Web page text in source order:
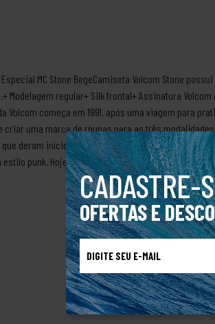
CADASTRE-
OFERTAS E
MC Stone BegeCamiseta Volcom Stone
Modelagem regular+ Silk frontal+ Assinatura
Volcom começa em 1991, após uma viagem para
criar uma marca de roupas para as três
deram início a fabricação da marca Volcom com
estilo punk. Hoje a Volcom é mundialmente
TALVEZ